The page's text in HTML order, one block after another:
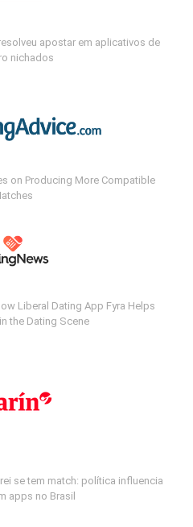
apostar em aplicativos de
nichados
on Producing More Compatible
Liberal Dating App Fyra Helps
the Dating Scene
se tem match: política influencia
apps no Brasil